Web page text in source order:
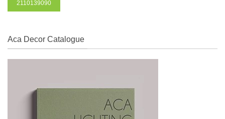
2110139090
Aca Decor Catalogue